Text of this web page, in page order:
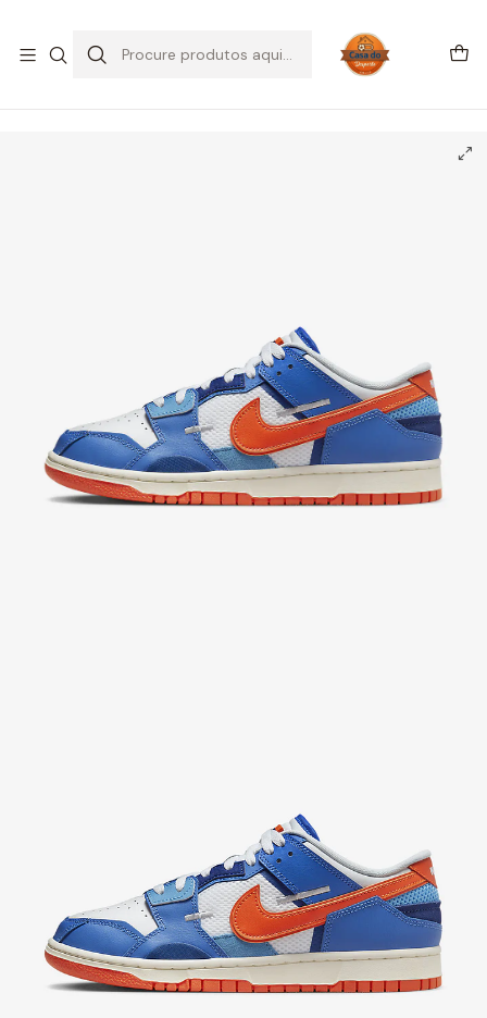
Início CALÇADO Nike Dunk Low Nike Dunk Low Scrap Knicks